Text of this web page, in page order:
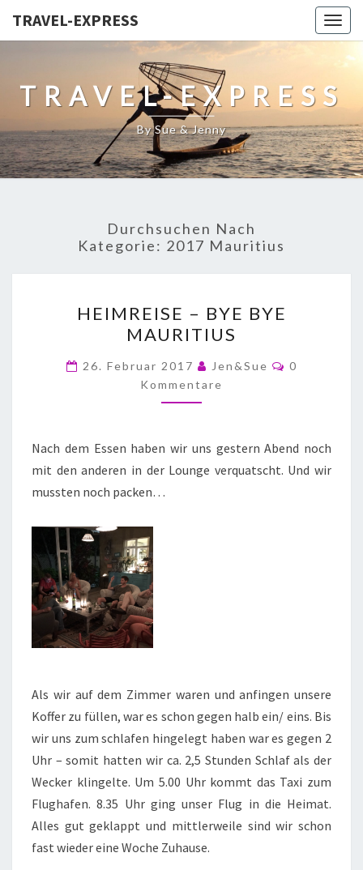
TRAVEL-EXPRESS
TRAVEL-EXPRESS
By Sue & Jenny
Durchsuchen Nach
Kategorie: 2017 Mauritius
HEIMREISE – BYE BYE
MAURITIUS
26. Februar 2017 Jen&Sue
0
Kommentare
Nach dem Essen haben wir uns gestern Abend noch
mit den anderen in der Lounge verquatscht. Und wir
mussten noch packen…
Als wir auf dem Zimmer waren und anfingen unsere
Koffer zu füllen, war es schon gegen halb ein/ eins. Bis
wir uns zum schlafen hingelegt haben war es gegen 2
Uhr – somit hatten wir ca. 2,5 Stunden Schlaf als der
Wecker klingelte. Um 5.00 Uhr kommt das Taxi zum
Flughafen. 8.35 Uhr ging unser Flug in die Heimat.
Alles gut geklappt und mittlerweile sind wir schon
fast wieder eine Woche Zuhause.